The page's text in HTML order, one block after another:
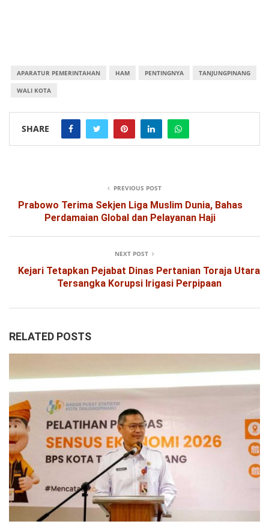
APARATUR PEMERINTAHAN HAM PENTINGNYA TANJUNGPINANG
WALI KOTA
SHARE
PREVIOUS POST
Prabowo Terima Sekjen Liga Muslim Dunia, Bahas
Perdamaian Global dan Pelayanan Haji
NEXT POST
Kejari Tetapkan Pejabat Dinas Pertanian Toraja Utara
Tersangka Korupsi Irigasi Perpipaan
RELATED POSTS